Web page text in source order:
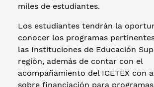
miles de estudiantes.
Los estudiantes tendrán la
conocer los programas
las Instituciones de Educación
región, además de contar con el
acompañamiento del ICETEX con
sobre financiación para